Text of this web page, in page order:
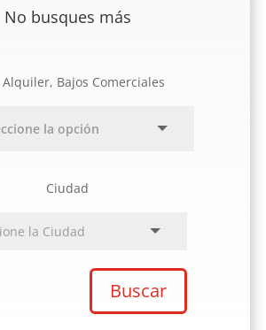
No busques más
Bajos Comerciales
Ciudad
Buscar